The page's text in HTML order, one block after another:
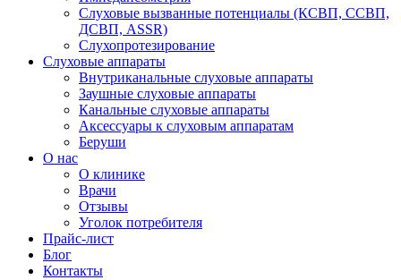
Слуховые вызванные потенциалы (КСВП, ССВП,
ДСВП, ASSR)
Слухопротезирование
Слуховые аппараты
Внутриканальные слуховые аппараты
Заушные слуховые аппараты
Канальные слуховые аппараты
Аксессуары к слуховым аппаратам
Беруши
О нас
О клинике
Врачи
Отзывы
Уголок потребителя
Прайс-лист
Блог
Контакты